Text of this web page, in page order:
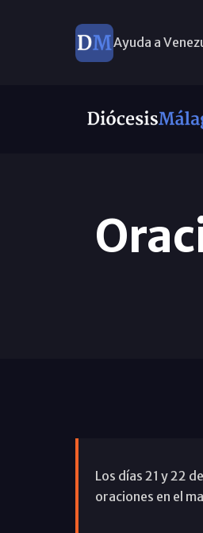
Ayuda a
Los días 21 y 22
oraciones en el